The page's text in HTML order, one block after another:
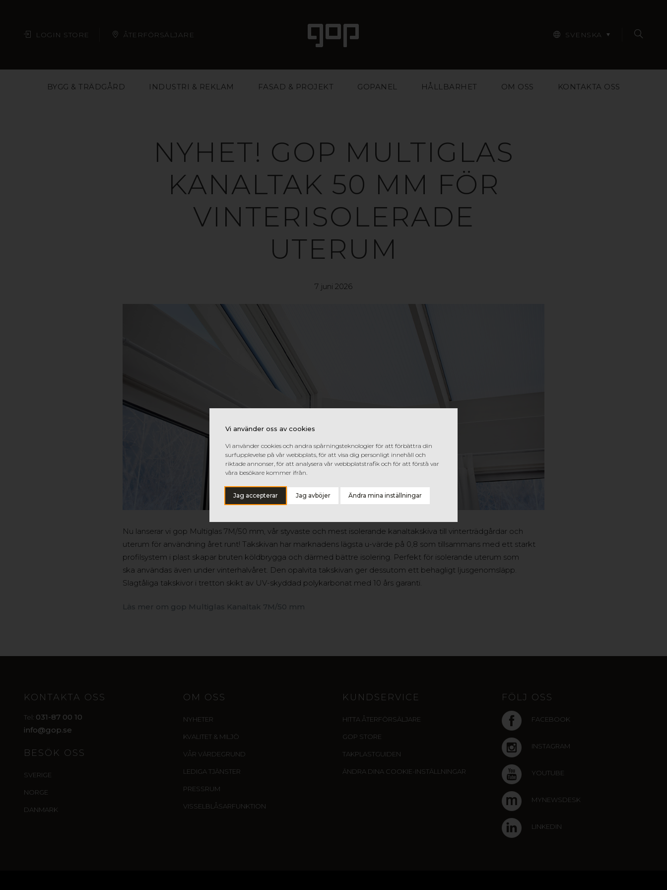
Vi använder oss av cookies
Vi använder cookies och andra spårningsteknologier för att förbättra din
surfupplevelse på vår webbplats, för att visa dig personligt innehåll och
riktade annonser, för att analysera vår webbplatstrafik och för att förstå var
våra besökare kommer ifrån.
Jag accepterar Jag avböjer Ändra mina inställningar
LOGIN STORE ÅTERFÖRSÄLJARE SVENSKA
BYGG & TRÄDGÅRD INDUSTRI & REKLAM FASAD & PROJEKT GOPANEL HÅLLBARHET OM OSS KONTAKTA OSS
NYHET! GOP MULTIGLAS
KANALTAK 50 MM FÖR
VINTERISOLERADE
UTERUM
7 juni 2026
Nu lanserar vi gop Multiglas 7M/50 mm, vår styvaste och mest isolerande kanaltakskiva till vinterträdgårdar och
uterum för användning året runt! Takskivan har marknadens lägsta u-värde på 0,8 som tillsammans med ett starkt
profilsystem i plast skapar bruten köldbrygga och därmed bättre isolering. Perfekt för isolerande uterum som
ska användas även under vinterhalvåret. Den opalvita takskivan ger dessutom ett behagligt ljusgenomsläpp.
Slagtåliga takskivor i tretton skikt av UV-skyddad polykarbonat med 10 års garanti.
Läs mer om gop Multiglas Kanaltak 7M/50 mm
KONTAKTA OSS
Tel: 031-87 00 10
info@gop.se
BESÖK OSS
SVERIGE
NORGE
DANMARK
OM OSS
NYHETER
KVALITET & MILJÖ
VÅR VÄRDEGRUND
LEDIGA TJÄNSTER
PRESSRUM
VISSELBLÅSARFUNKTION
KUNDSERVICE
HITTA ÅTERFÖRSÄLJARE
GOP STORE
TAKPLASTGUIDEN
ÄNDRA DINA COOKIE-INSTÄLLNINGAR
FÖLJ OSS
FACEBOOK
INSTAGRAM
YOUTUBE
MYNEWSDESK
LINKEDIN